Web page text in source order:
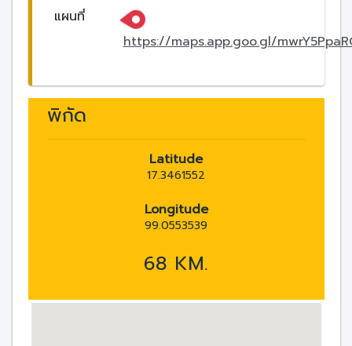
แผนที่
https://maps.app.goo.gl/
พิกัด
Latitude
17.3461552
Longitude
99.0553539
68 KM.